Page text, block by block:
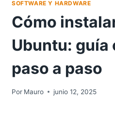
SOFTWARE Y HARDWARE
Cómo
Ubuntu: guía
paso a paso
Por Mauro junio 12, 2025